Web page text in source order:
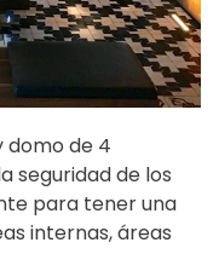
domo de 4
seguridad de los
para tener una
internas, áreas